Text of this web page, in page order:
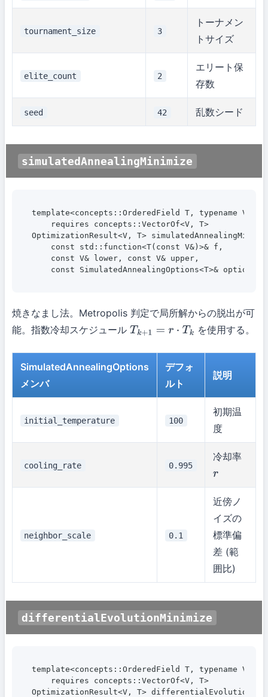
tournament_size 3
トーナメン
トサイズ
elite_count 2
エリート保
存数
seed 42 乱数シード
simulatedAnnealingMinimize
template<concepts::OrderedField T, typename V>
    requires concepts::VectorOf<V, T>
OptimizationResult<V, T>
    const std::function<T(const V&)>& f,
    const V& lower, const V& upper,
const SimulatedAnnealingOptions<T>& options =
焼きなまし法。Metropolis 判定で局所解からの脱出が可
能。指数冷却スケジュール Tk+1=r⋅ Tk を使用する。
SimulatedAnnealingOptions
メンバ
デフォ
ルト
説明
initial_temperature 100
初期温
度
cooling_rate 0.995
冷却率
r
neighbor_scale 0.1
近傍ノ
イズの
標準偏
差 (範
囲比)
differentialEvolutionMinimize
template<concepts::OrderedField T, typename V>
    requires concepts::VectorOf<V, T>
OptimizationResult<V, T>